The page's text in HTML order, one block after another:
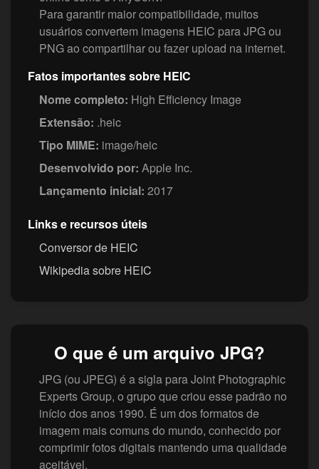
Para garantir maior compatibilidade, muitos
usuários convertem imagens HEIC para JPG ou
PNG ao compartilhar ou fazer upload na internet.
Fatos importantes sobre HEIC
Nome completo: High Efficiency Image
Extensão: .heic
Tipo MIME: image/heic
Desenvolvido por: Apple Inc.
Lançamento inicial: 2017
Links e recursos úteis
Conversor de HEIC
Wikipedia sobre HEIC
O que é um arquivo JPG?
JPG (ou JPEG) é a sigla para Joint Photographic
Experts Group, o grupo que criou esse padrão no
início dos anos 1990. É um dos formatos de
imagem mais comuns do mundo, conhecido por
comprimir fotos digitais mantendo uma qualidade
aceitável.